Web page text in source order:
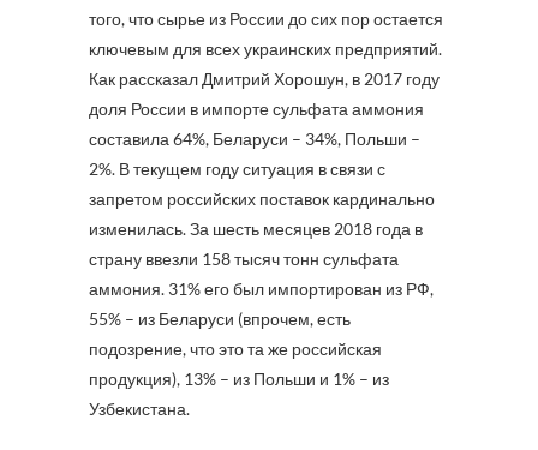
того, что сырье из России до сих пор остается
ключевым для всех украинских предприятий.
Как рассказал Дмитрий Хорошун, в 2017 году
доля России в импорте сульфата аммония
составила 64%, Беларуси – 34%, Польши –
2%. В текущем году ситуация в связи с
запретом российских поставок кардинально
изменилась. За шесть месяцев 2018 года в
страну ввезли 158 тысяч тонн сульфата
аммония. 31% его был импортирован из РФ,
55% – из Беларуси (впрочем, есть
подозрение, что это та же российская
продукция), 13% – из Польши и 1% – из
Узбекистана.